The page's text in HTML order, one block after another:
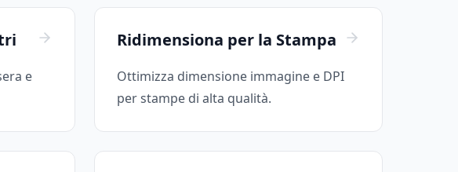
e
Ridimensiona per la Stampa
Ottimizza dimensione immagine e DPI
per stampe di alta qualità.